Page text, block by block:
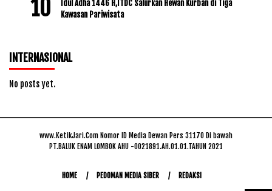
Idul Adha 1446 H,ITDC Salurkan Hewan Kurban di Tiga
Kawasan Pariwisata
INTERNASIONAL
No posts yet.
www.KetikJari.Com Nomor ID Media Dewan Pers 31170 Di bawah
PT.BALUK ENAM LOMBOK AHU -0021891.AH.01.01.TAHUN 2021
HOME PEDOMAN MEDIA SIBER REDAKSI